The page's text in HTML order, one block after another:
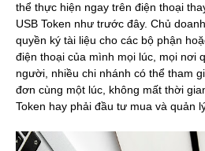
thể thực hiện ngay trên điện thoại
USB Token như trước đây. Chủ
quyền ký tài liệu cho các bộ phận
điện thoại của mình mọi lúc, mọi nơi
người, nhiều chi nhánh có thể tham
đơn cùng một lúc, không mất thời
Token hay phải đầu tư mua và quản